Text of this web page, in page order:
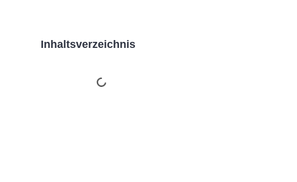
Inhaltsverzeichnis